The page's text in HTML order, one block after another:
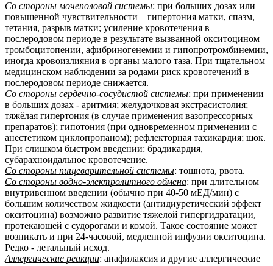
Со стороны мочеполовой системы: при больших дозах или
повышенной чувствительности – гипертония матки, спазм,
тетания, разрыв матки; усиление кровотечения в
послеродовом периоде в результате вызванной окситоцином
тромбоцитопении, афибриногенемии и гипопротромбинемии,
иногда кровоизлияния в органы малого таза. При тщательном
медицинском наблюдении за родами риск кровотечений в
послеродовом периоде снижается.
Со стороны сердечно-сосудистой системы: при применении
в больших дозах - аритмия; желудочковая экстрасистолия;
тяжёлая гипертония (в случае применения вазопрессорных
препаратов); гипотония (при одновременном применении с
анестетиком циклопропаном); рефлекторная тахикардия; шок.
При слишком быстром введении: брадикардия,
субарахноидальное кровотечение.
Со стороны пищеварительной системы: тошнота, рвота.
Со стороны водно-электролитного обмена: при длительном
внутривенном введении (обычно при 40-50 мЕД/мин) с
большим количеством жидкости (антидиуретический эффект
окситоцина) возможно развитие тяжелой гипергидратации,
протекающей с судорогами и комой. Такое состояние может
возникать и при 24-часовой, медленной инфузии окситоцина.
Редко - летальный исход.
Аллергические реакции: анафилаксия и другие аллергические